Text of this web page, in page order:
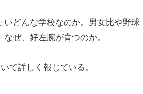
どんな学校なのか。男女比や野球
ぜ、好左腕が育つのか。
て詳しく報じている。